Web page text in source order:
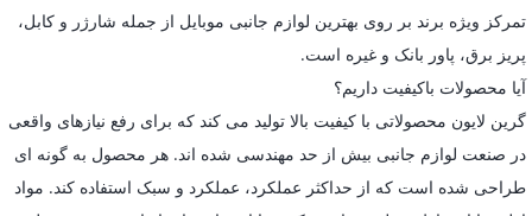
تمرکز ویژه برند بر روی بهترین لوازم جانبی موبایل از جمله شارژر و کابل،
پریز برق، پاور بانک و غیره است.
آیا محصولات باکیفیت داریم؟
گرین لایون محصولاتی با کیفیت بالا تولید می کند که برای رفع نیازهای واقعی
در صنعت لوازم جانبی بیش از حد مهندسی شده اند. هر محصول به گونه ای
طراحی شده است که از حداکثر عملکرد، عملکرد و سبک استفاده کند. مواد